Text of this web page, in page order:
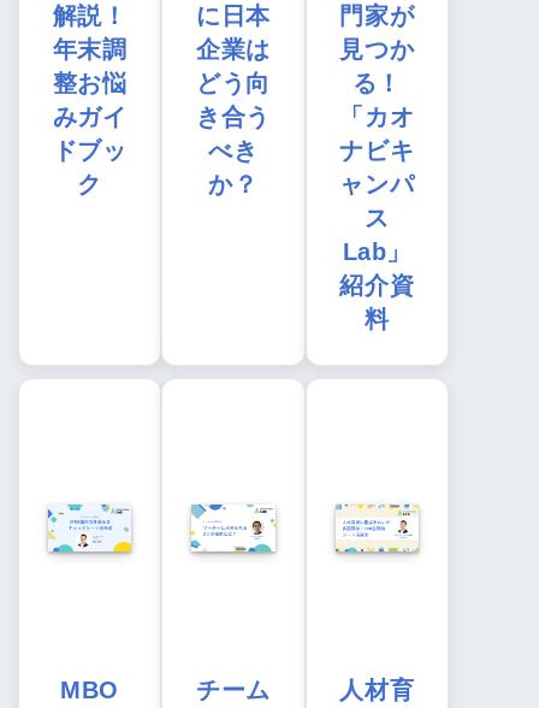
解説！
年末調
整お悩
みガイ
ドブッ
ク
に日本
企業は
どう向
き合う
べき
か？
門家が
見つか
る！
「カオ
ナビキ
ャンパ
ス
Lab」
紹介資
料
MBO
チーム
人材育